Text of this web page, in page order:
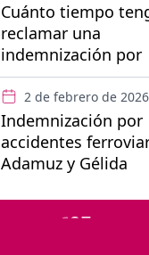
Cuánto tiempo
reclamar una
indemnización por
accidente de
2 de febrero de 2026
Indemnización por
accidentes
Adamuz y Gélida